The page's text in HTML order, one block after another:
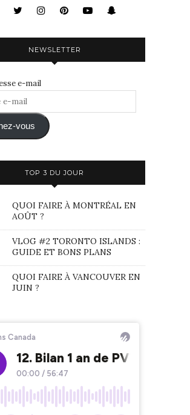
NEWSLETTER
e-mail
vous
TOP 3 DU JOUR
QUOI FAIRE À MONTRÉAL EN
AOÛT ?
VLOG #2 TORONTO ISLANDS :
GUIDE ET BONS PLANS
QUOI FAIRE À VANCOUVER EN
JUIN ?